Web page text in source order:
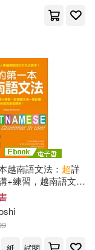
越南語文法： 超詳
+練習，越南語文法
自學教學都適用(附
書)